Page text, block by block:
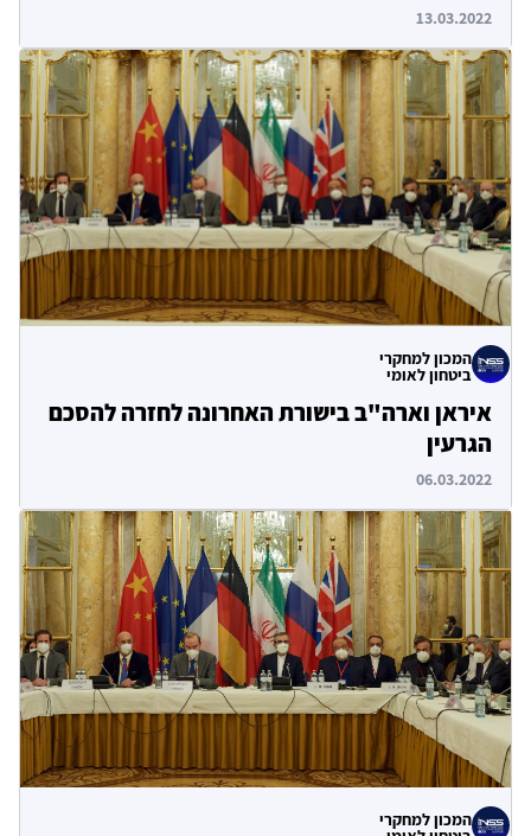
13.03.2022
המכון למחקרי
ביטחון לאומי
איראן וארה"ב בישורת האחרונה לחזרה להסכם
הגרעין
06.03.2022
המכון למחקרי